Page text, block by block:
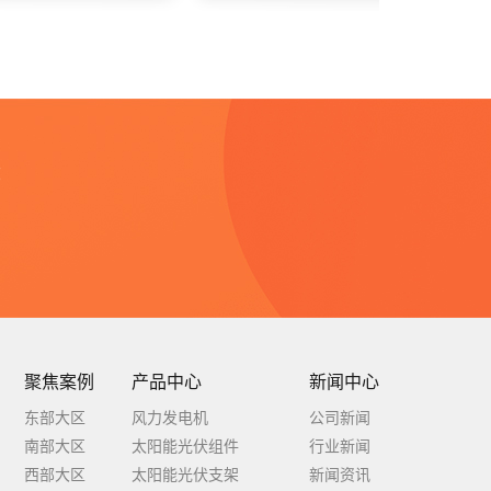
聚焦案例
东部大区
南部大区
西部大区
产品中心
风力发电机
太阳能光伏组件
太阳能光伏支架
新闻中心
公司新闻
行业新闻
新闻资讯